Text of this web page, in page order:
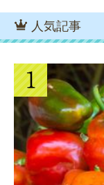
人気記事